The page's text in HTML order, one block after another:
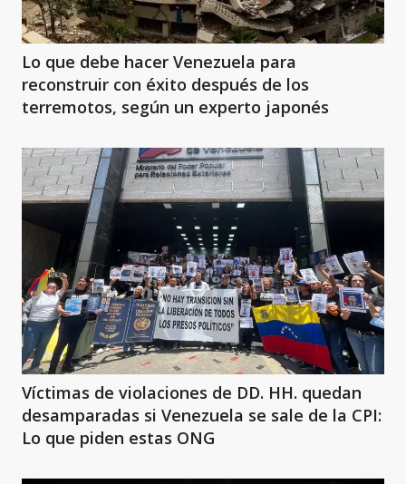
Lo que debe hacer Venezuela para
reconstruir con éxito después de los
terremotos, según un experto japonés
Víctimas de violaciones de DD. HH. quedan
desamparadas si Venezuela se sale de la CPI:
Lo que piden estas ONG